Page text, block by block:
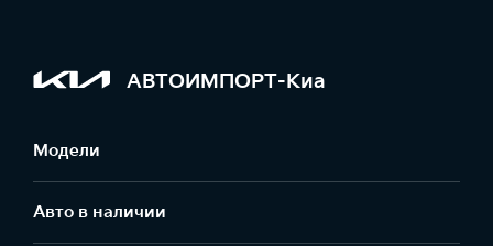
АВТОИМПОРТ-Киа
Модели
Авто в наличии